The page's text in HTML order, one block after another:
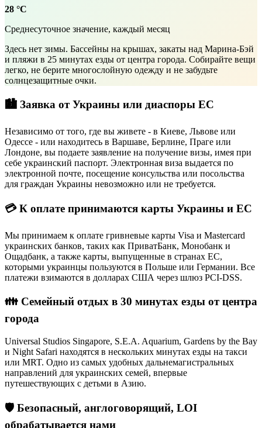
28 °C
Среднесуточное значение, каждый месяц
Здесь нет зимы. Бассейны на крышах, закаты над Марина-Бэй
и пляжи в 25 минутах езды от центра города. Собирайте вещи
легко, не берите многослойную одежду и не забудьте
солнцезащитные очки.
🏙️ Заявка от Украины или диаспоры ЕС
Независимо от того, где вы живете - в Киеве, Львове или
Одессе - или находитесь в Варшаве, Берлине, Праге или
Лондоне, вы подаете заявление на получение визы, имея при
себе украинский паспорт. Электронная виза выдается по
электронной почте, посещение консульства или посольства
для граждан Украины невозможно или не требуется.
💳 К оплате принимаются карты Украины и ЕС
Мы принимаем к оплате гривневые карты Visa и Mastercard
украинских банков, таких как ПриватБанк, Монобанк и
Ощадбанк, а также карты, выпущенные в странах ЕС,
которыми украинцы пользуются в Польше или Германии. Все
платежи взимаются в долларах США через шлюз PCI-DSS.
👪 Семейный отдых в 30 минутах езды от центра
города
Universal Studios Singapore, S.E.A. Aquarium, Gardens by the Bay
и Night Safari находятся в нескольких минутах езды на такси
или MRT. Одно из самых удобных дальнемагистральных
направлений для украинских семей, впервые
путешествующих с детьми в Азию.
🛡️ Безопасный, англоговорящий, LOI
обрабатывается нами